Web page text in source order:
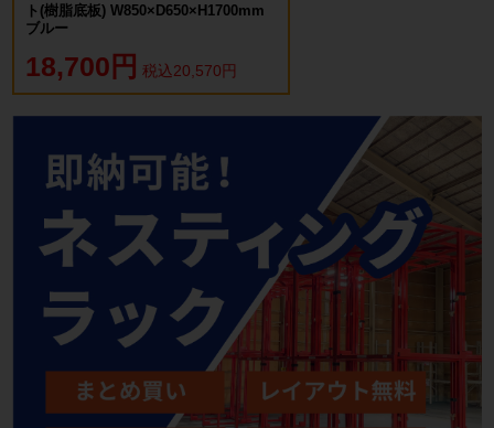
ト(樹脂底板) W850×D650×H1700mm
ブルー
18,700円 税込20,570円